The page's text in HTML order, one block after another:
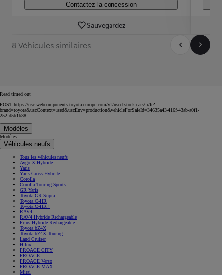
Contactez la concession
Sauvegardez
8 Véhicules similaires
Read timed out
POST https://usc-webcomponents.toyota-europe.com/v1/used-stock-cars/fr/fr?
brand=toyota&uscContext=used&uscEnv=production&vehicleForSaleId=34635a43-416f-43ab-a0f1-
252fd5b1b38f
Modèles
Modèles
Véhicules neufs
Tous les véhicules neufs
Aygo X Hybride
Yaris
Yaris Cross Hybride
Corolla
Corolla Touring Sports
GR Yaris
Toyota GR Supra
Toyota C-HR
Toyota C-HR+
RAV4
RAV4 Hybride Rechargeable
Prius Hybride Rechargeable
Toyota bZ4X
Toyota bZ4X Touring
Land Cruiser
Hilux
PROACE CITY
PROACE
PROACE Verso
PROACE MAX
Mirai